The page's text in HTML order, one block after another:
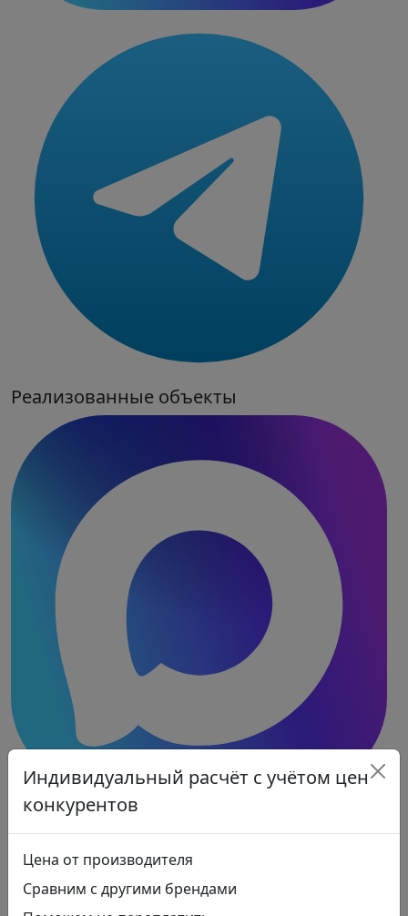
Реализованные объекты
Индивидуальный расчёт с учётом цен
конкурентов
Цена от производителя
Сравним с другими брендами